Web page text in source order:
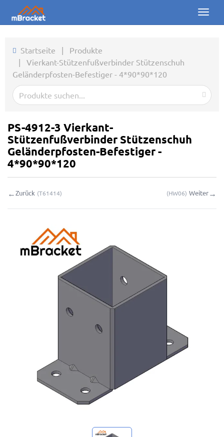
Toggle
Produkte
Über uns
Kontakt
Online-Anfrage
Meine Anfragen
Startseite | Produkte
| Vierkant-Stützenfußverbinder Stützenschuh
Geländerpfosten-Befestiger - 4*90*90*120
PS-4912-3 Vierkant-
Stützenfußverbinder Stützenschuh
Geländerpfosten-Befestiger -
4*90*90*120
←Zurück (T61414) (HW06) Weiter→